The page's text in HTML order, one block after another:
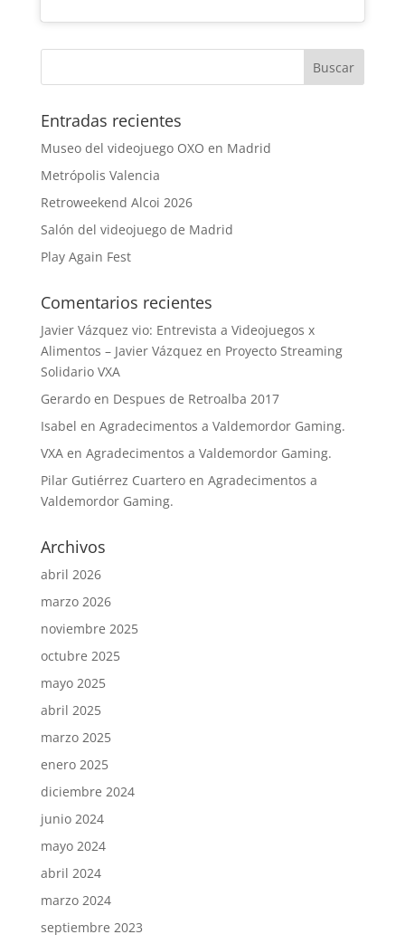
Entradas recientes
Museo del videojuego OXO en Madrid
Metrópolis Valencia
Retroweekend Alcoi 2026
Salón del videojuego de Madrid
Play Again Fest
Comentarios recientes
Javier Vázquez vio: Entrevista a Videojuegos x
Alimentos – Javier Vázquez en Proyecto Streaming
Solidario VXA
Gerardoen Despues de Retroalba 2017
Isabel en Agradecimentos a Valdemordor Gaming.
VXAen Agradecimentos a Valdemordor Gaming.
Pilar Gutiérrez Cuarteroen Agradecimentos a
Valdemordor Gaming.
Archivos
abril 2026
marzo 2026
noviembre 2025
octubre 2025
mayo 2025
abril 2025
marzo 2025
enero 2025
diciembre 2024
junio 2024
mayo 2024
abril 2024
marzo 2024
septiembre 2023